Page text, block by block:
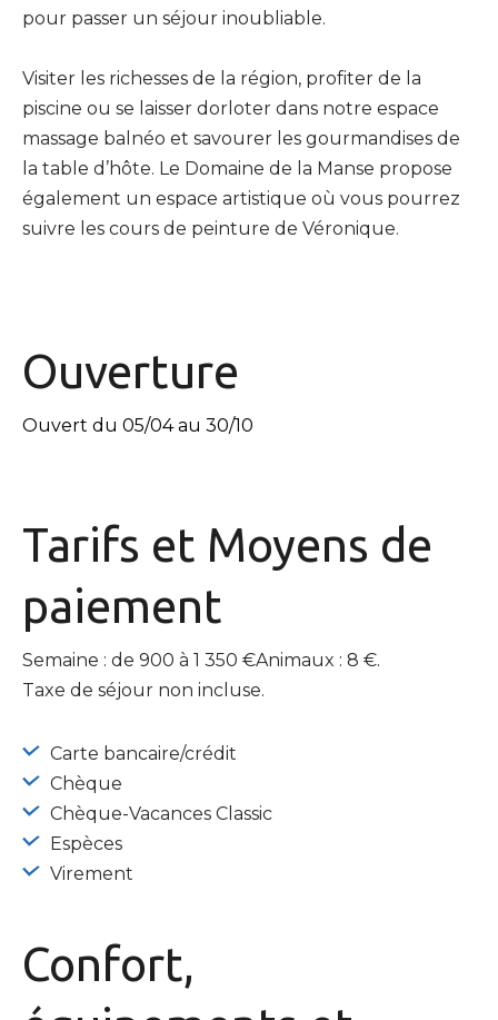
pour passer un séjour inoubliable.
Visiter les richesses de la région, profiter de la
piscine ou se laisser dorloter dans notre espace
massage balnéo et savourer les gourmandises de
la table d’hôte. Le Domaine de la Manse propose
également un espace artistique où vous pourrez
suivre les cours de peinture de Véronique.
Ouverture
Ouvert du 05/04 au 30/10
Tarifs et Moyens de
paiement
Semaine : de 900 à 1 350 €Animaux : 8 €.
Taxe de séjour non incluse.
Carte bancaire/crédit
Chèque
Chèque-Vacances Classic
Espèces
Virement
Confort,